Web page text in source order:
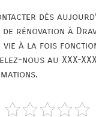
dès
rénovation à
vie à la fois
nous au XXX-